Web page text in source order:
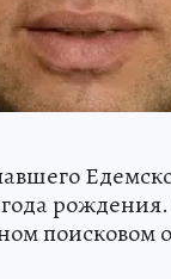
поисковом